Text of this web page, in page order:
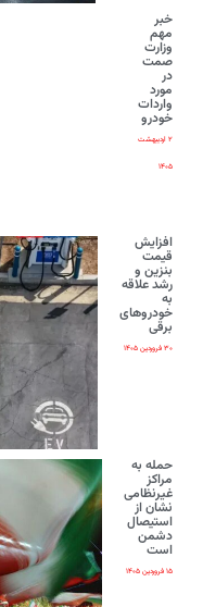
خبر
مهم
وزارت
صمت
در
مورد
واردات
خودرو
۲ اردیبهشت
۱۴۰۵
افزایش
قیمت
بنزین و
رشد علاقه
به
خودروهای
برقی
۳۰ فروردین ۱۴۰۵
حمله به
مراکز
غیرنظامی
نشان از
استیصال
دشمن
است
۱۵ فروردین ۱۴۰۵